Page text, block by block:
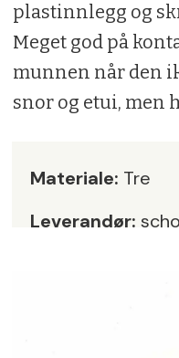
plastinnlegg og
Meget god på
munnen når den
snor og etui, men
Materiale: Tre
Leverandør: